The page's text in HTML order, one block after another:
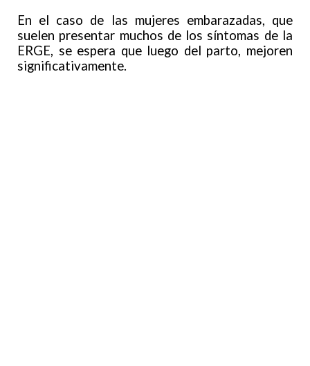
En el caso de las mujeres embarazadas, que
suelen presentar muchos de los síntomas de la
ERGE, se espera que luego del parto, mejoren
significativamente.